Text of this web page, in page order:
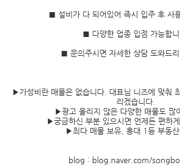
■ 설비가 다 되어있어 즉시 입주 후 사
■ 다양한 업종 입점 가능합니
■ 문의주시면 자세한 상담 도와드리
▶가성비란 매물은 없습니다. 대표님 니즈에 맞춰
리겠습니다.
▶광고 올리지 않은 다양한 매물도 많
▶궁금하신 부분 있으시면 언제든 편하
▶최다 매물 보유, 홍대 1등 부동산
blog : blog.naver.com/